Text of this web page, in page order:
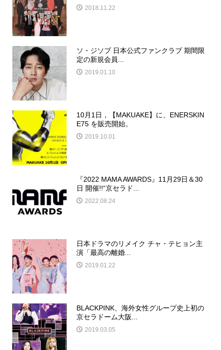
2018.11.22
ソ・ジソブ 日本公式ファンクラブ 期間限
定の新規会員...
2019.01.10
10月1日，【MAKUAKE】に、ENERSKIN
E75 を販売開始。
2019.10.01
『2022 MAMA AWARDS』11月29日＆30
日 開催!!“京セラド...
2022.08.24
日本ドラマのリメイク チャ・テヒョン主
演「最高の離婚...
2019.01.22
BLACKPINK、海外女性グループ史上初の
京セラドーム大阪...
2019.03.05